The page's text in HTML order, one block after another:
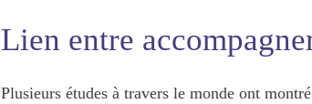
Lien entre
Plusieurs études à travers le monde ont